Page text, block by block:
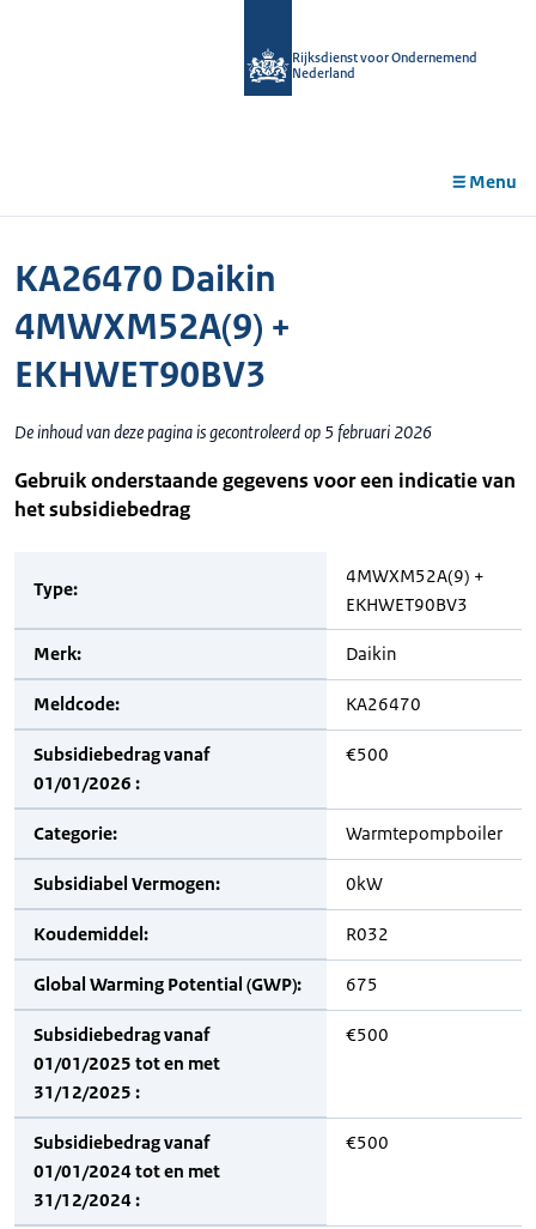
Rijksdienst voor Ondernemend
Nederland
Menu
KA26470 Daikin
4MWXM52A(9) +
EKHWET90BV3
De inhoud van deze pagina is gecontroleerd op 5 februari 2026
Gebruik onderstaande gegevens voor een indicatie van
het subsidiebedrag
Type:
4MWXM52A(9) +
EKHWET90BV3
Merk: Daikin
Meldcode: KA26470
Subsidiebedrag vanaf
01/01/2026 :
€500
Categorie: Warmtepompboiler
Subsidiabel Vermogen: 0kW
Koudemiddel: R032
Global Warming Potential (GWP): 675
Subsidiebedrag vanaf
01/01/2025 tot en met
31/12/2025 :
€500
Subsidiebedrag vanaf
01/01/2024 tot en met
31/12/2024 :
€500